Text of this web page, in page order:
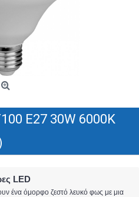
E27 30W 6000K
LED
ένα όμορφο ζεστό λευκό φως με μια